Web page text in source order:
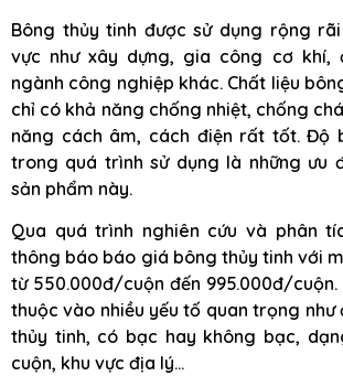
Bông thủy tinh được sử dụng rộng
vực như xây dựng, gia công cơ khí,
ngành công nghiệp khác. Chất liệu
chỉ có khả năng chống nhiệt, chống
năng cách âm, cách điện rất tốt. Độ
trong quá trình sử dụng là những ưu
sản phẩm này.
Qua quá trình nghiên cứu và phân
thông báo báo giá bông thủy tinh với
từ 550.000đ/cuộn đến 995.000đ/
thuộc vào nhiều yếu tố quan trọng như
thủy tinh, có bạc hay không bạc,
cuộn, khu vực địa lý…